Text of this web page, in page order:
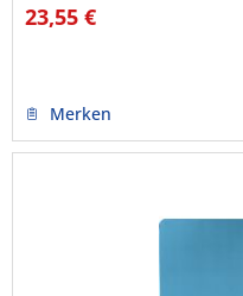
23,55 €
Merken